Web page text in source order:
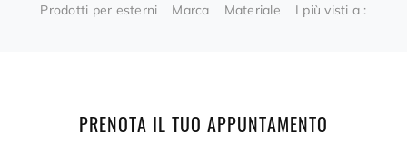
Prodotti per esterni Marca Materiale I più visti a :
PRENOTA IL TUO APPUNTAMENTO